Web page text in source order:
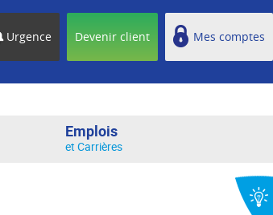
Urgence Devenir client Mes comptes
Emplois
et Carrières